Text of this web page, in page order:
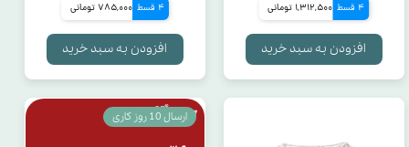
4 قسط 1,312,500 تومانی
افزودن به سبد خرید
4 قسط 785,000 تومانی
افزودن به سبد خرید
ارسال 10 روز کاری